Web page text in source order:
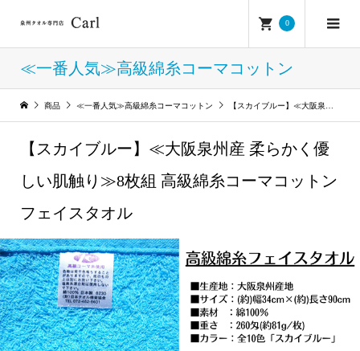
0
≪一番人気≫高級綿糸コーマコットン
商品 ≪一番人気≫高級綿糸コーマコットン 【スカイブルー】≪大阪泉州産 柔らかく優しい肌触り≫8枚組 高級綿糸コーマコットンフェイスタオル
【スカイブルー】≪大阪泉州産 柔らかく優
しい肌触り≫8枚組 高級綿糸コーマコットン
フェイスタオル